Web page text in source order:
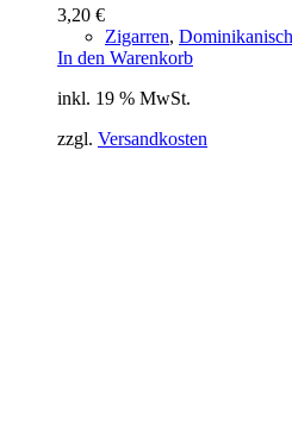
3,20 €
Zigarren,
In den Warenkorb
inkl. 19 % MwSt.
zzgl. Versandkosten